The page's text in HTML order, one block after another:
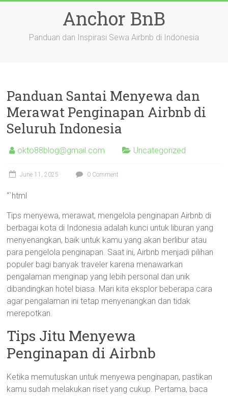
Anchor BnB
Panduan dan Inspirasi Sewa Airbnb di Indonesia
Panduan Santai Menyewa dan
Merawat Penginapan Airbnb di
Seluruh Indonesia
okto88blog@gmail.com Uncategorized
June 11, 2025 0 Comment
“`html
Tips menyewa, merawat, mengelola penginapan Airbnb di
berbagai kota di Indonesia adalah kunci untuk liburan yang
menyenangkan, baik untuk kamu yang akan berlibur atau
para pengelola penginapan. Saat ini, Airbnb menjadi pilihan
populer bagi banyak traveler karena menawarkan
pengalaman menginap yang lebih personal dan unik
dibandingkan hotel biasa. Mari kita eksplor beberapa cara
agar pengalaman ini tetap menyenangkan dan tidak
merepotkan.
Tips Jitu Menyewa
Penginapan di Airbnb
Ketika memutuskan untuk menyewa penginapan, pastikan
kamu sudah melakukan riset yang cukup. Pertama, baca